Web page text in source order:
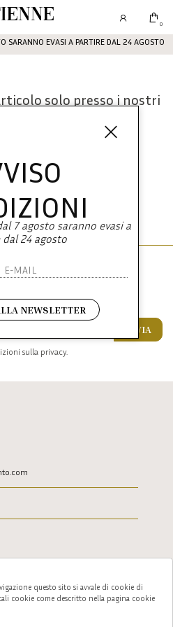
SARANNO EVASI A PARTIRE DAL 24 AGOSTO
0
solo presso i nostri
e promozioni.
sulla privacy.
INVIA
7 agosto saranno evasi a
24 agosto
NEWSLETTER
questo sito si avvale di cookie di
cookie come descritto nella pagina cookie